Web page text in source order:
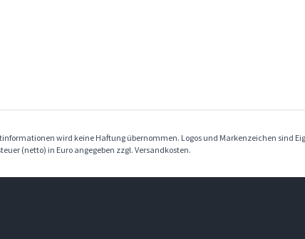
wird keine Haftung übernommen. Logos und Markenzeichen sind
(netto) in Euro angegeben zzgl. Versandkosten.